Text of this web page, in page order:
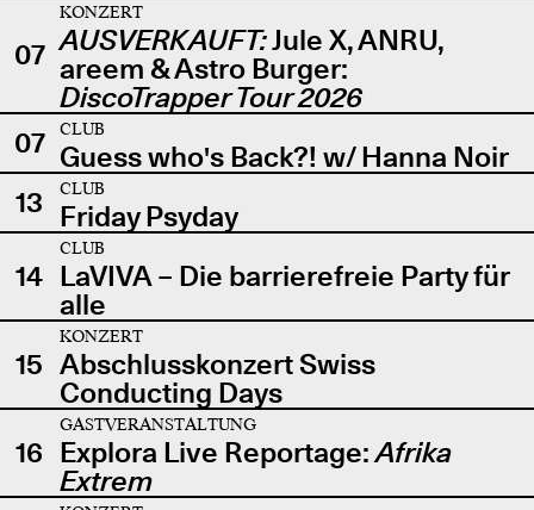
07
KONZERT
AUSVERKAUFT:Jule X, ANRU,
areem & Astro Burger:
DiscoTrapper Tour 2026
07
CLUB
Guess who's Back?! w/ Hanna Noir
13
CLUB
Friday Psyday
14
CLUB
LaVIVA – Die barrierefreie Party für
alle
15
KONZERT
Abschlusskonzert Swiss
Conducting Days
16
GASTVERANSTALTUNG
Explora Live Reportage:Afrika
Extrem